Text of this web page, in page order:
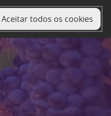
Aceitar todos os cookies